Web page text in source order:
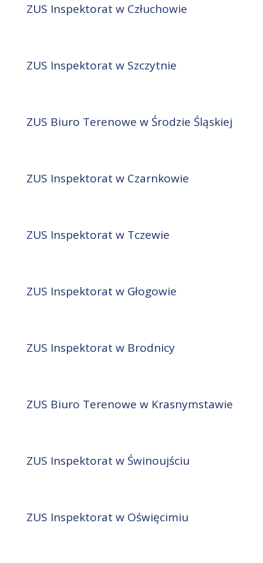
ZUS Inspektorat w Człuchowie
ZUS Inspektorat w Szczytnie
ZUS Biuro Terenowe w Środzie Śląskiej
ZUS Inspektorat w Czarnkowie
ZUS Inspektorat w Tczewie
ZUS Inspektorat w Głogowie
ZUS Inspektorat w Brodnicy
ZUS Biuro Terenowe w Krasnymstawie
ZUS Inspektorat w Świnoujściu
ZUS Inspektorat w Oświęcimiu